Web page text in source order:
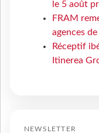
le 5 août
FRAM
agences
Réceptif
Itinerea
NEWSLETTER